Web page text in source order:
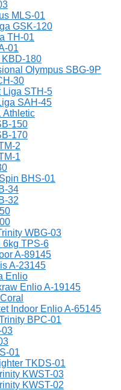
MLS-01
GSK-120
TH-01
01
KBD-180
Olympus SBG-9P
30
Liga STH-5
SAH-45
Athletic
150
170
2
1
BHS-01
34
32
WBG-03
6kg TPS-6
A-89145
A-23145
Enlio
Enlio A-19145
Indoor Enlio A-65145
BPC-01
03
01
TKDS-01
KWST-03
KWST-02